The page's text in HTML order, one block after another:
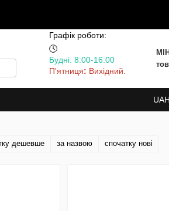
Графік роботи:
🕓
Будні: 8:00-16:00
П'ятниця: Вихідний.
UAH
дешевше за назвою спочатку нові